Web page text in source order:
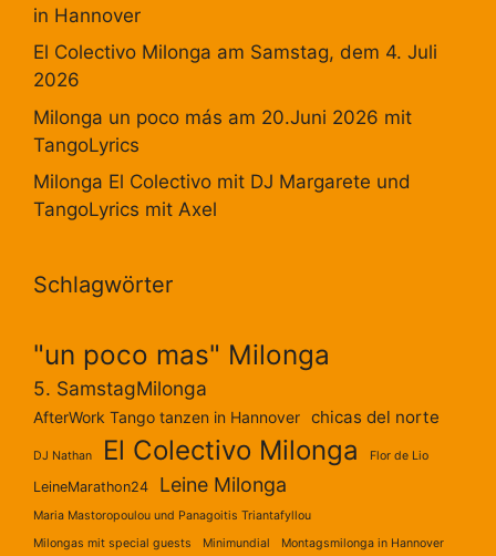
in Hannover
El Colectivo Milonga am Samstag, dem 4. Juli
2026
Milonga un poco más am 20.Juni 2026 mit
TangoLyrics
Milonga El Colectivo mit DJ Margarete und
TangoLyrics mit Axel
Schlagwörter
"un poco mas" Milonga
5. SamstagMilonga
AfterWork Tango tanzen in Hannover chicas del norte
DJ Nathan El Colectivo Milonga Flor de Lio
LeineMarathon24 Leine Milonga
Maria Mastoropoulou und Panagoitis Triantafyllou
Milongas mit special guests
Minimundial Montagsmilonga in Hannover